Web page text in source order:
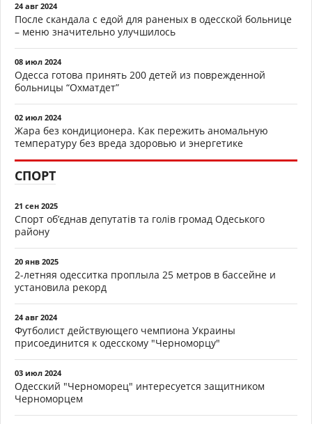
24 авг 2024
После скандала с едой для раненых в одесской больнице
– меню значительно улучшилось
08 июл 2024
Одесса готова принять 200 детей из поврежденной
больницы “Охматдет”
02 июл 2024
Жара без кондиционера. Как пережить аномальную
температуру без вреда здоровью и энергетике
СПОРТ
21 сен 2025
Спорт об’єднав депутатів та голів громад Одеського
району
20 янв 2025
2-летняя одесситка проплыла 25 метров в бассейне и
установила рекорд
24 авг 2024
Футболист действующего чемпиона Украины
присоединится к одесскому "Черноморцу"
03 июл 2024
Одесский "Черноморец" интересуется защитником
Черноморцем